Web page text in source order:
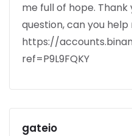
me full of hope. Thank
question, can you help
https://
ref=P9L9FQKY
gateio